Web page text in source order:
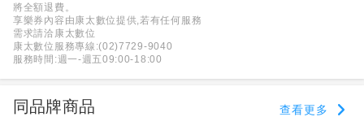
將全額退費。
享樂券內容由康太數位提供,若有任何服務
需求請洽康太數位
康太數位服務專線:(02)7729-9040
服務時間:週一-週五09:00-18:00
同品牌商品 查看更多